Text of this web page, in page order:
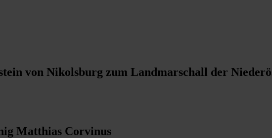
von Nikolsburg zum Landmarschall der
Matthias Corvinus